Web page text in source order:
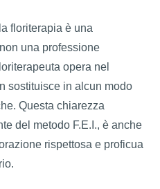
floriterapia è una
una professione
opera nel
sostituisce in alcun modo
Questa chiarezza
del metodo F.E.I., è anche
rispettosa e proficua